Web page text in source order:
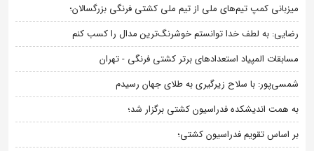
میزبانی کمپ تیم‌های ملی از تیم ملی کشتی فرنگی بزرگسالان؛
رضایی: به لطف خدا توانستم خوشرنگ‌ترین مدال را کسب کنم
مسابقات المپیاد استعدادهای برتر کشتی فرنگی - تهران
شمسی‌پور: با سلاح زیرگیری به طلای جهان رسیدم
به همت اندیشکده فدراسیون کشتی برگزار شد؛
بر اساس تقویم فدراسیون کشتی؛